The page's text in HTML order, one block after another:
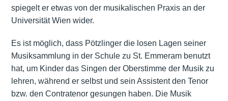
spiegelt er etwas von der musikalischen Praxis an der
Universität Wien wider.
Es ist möglich, dass Pötzlinger die losen Lagen seiner
Musiksammlung in der Schule zu St. Emmeram benutzt
hat, um Kinder das Singen der Oberstimme der Musik zu
lehren, während er selbst und sein Assistent den Tenor
bzw. den Contratenor gesungen haben. Die Musik